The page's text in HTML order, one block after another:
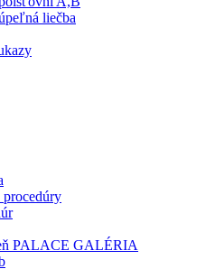
liečba
procedúry
PALACE GALÉRIA